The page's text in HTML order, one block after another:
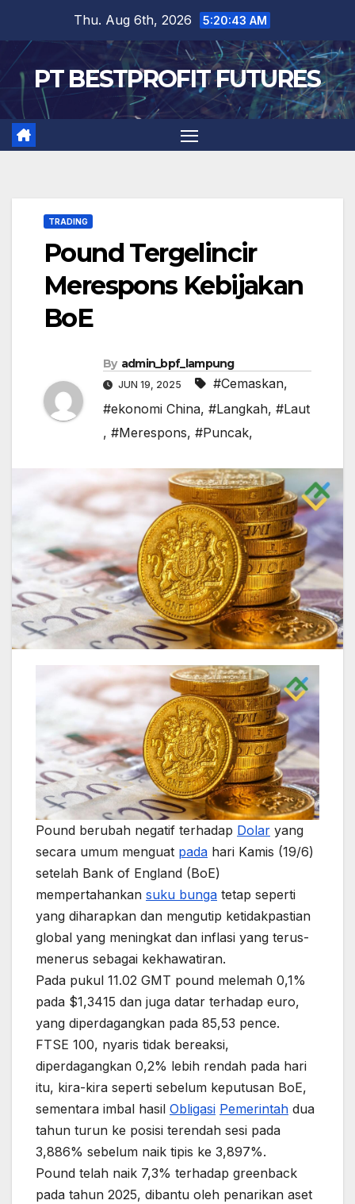
content
Thu. Aug 6th, 2026 5:20:44 AM
PT BESTPROFIT FUTURES
TRADING
Pound Tergelincir
Merespons Kebijakan
BoE
By admin_bpf_lampung
JUN 19, 2025 #Cemaskan,
#ekonomi China, #Langkah, #Laut
, #Merespons, #Puncak,
Pound berubah negatif terhadap Dolar yang
secara umum menguat pada hari Kamis (19/6)
setelah Bank of England (BoE)
mempertahankan suku bunga tetap seperti
yang diharapkan dan mengutip ketidakpastian
global yang meningkat dan inflasi yang terus-
menerus sebagai kekhawatiran.
Pada pukul 11.02 GMT pound melemah 0,1%
pada $1,3415 dan juga datar terhadap euro,
yang diperdagangkan pada 85,53 pence.
FTSE 100, nyaris tidak bereaksi,
diperdagangkan 0,2% lebih rendah pada hari
itu, kira-kira seperti sebelum keputusan BoE,
sementara imbal hasil Obligasi Pemerintah dua
tahun turun ke posisi terendah sesi pada
3,886% sebelum naik tipis ke 3,897%.
Pound telah naik 7,3% terhadap greenback
pada tahun 2025, dibantu oleh penarikan aset